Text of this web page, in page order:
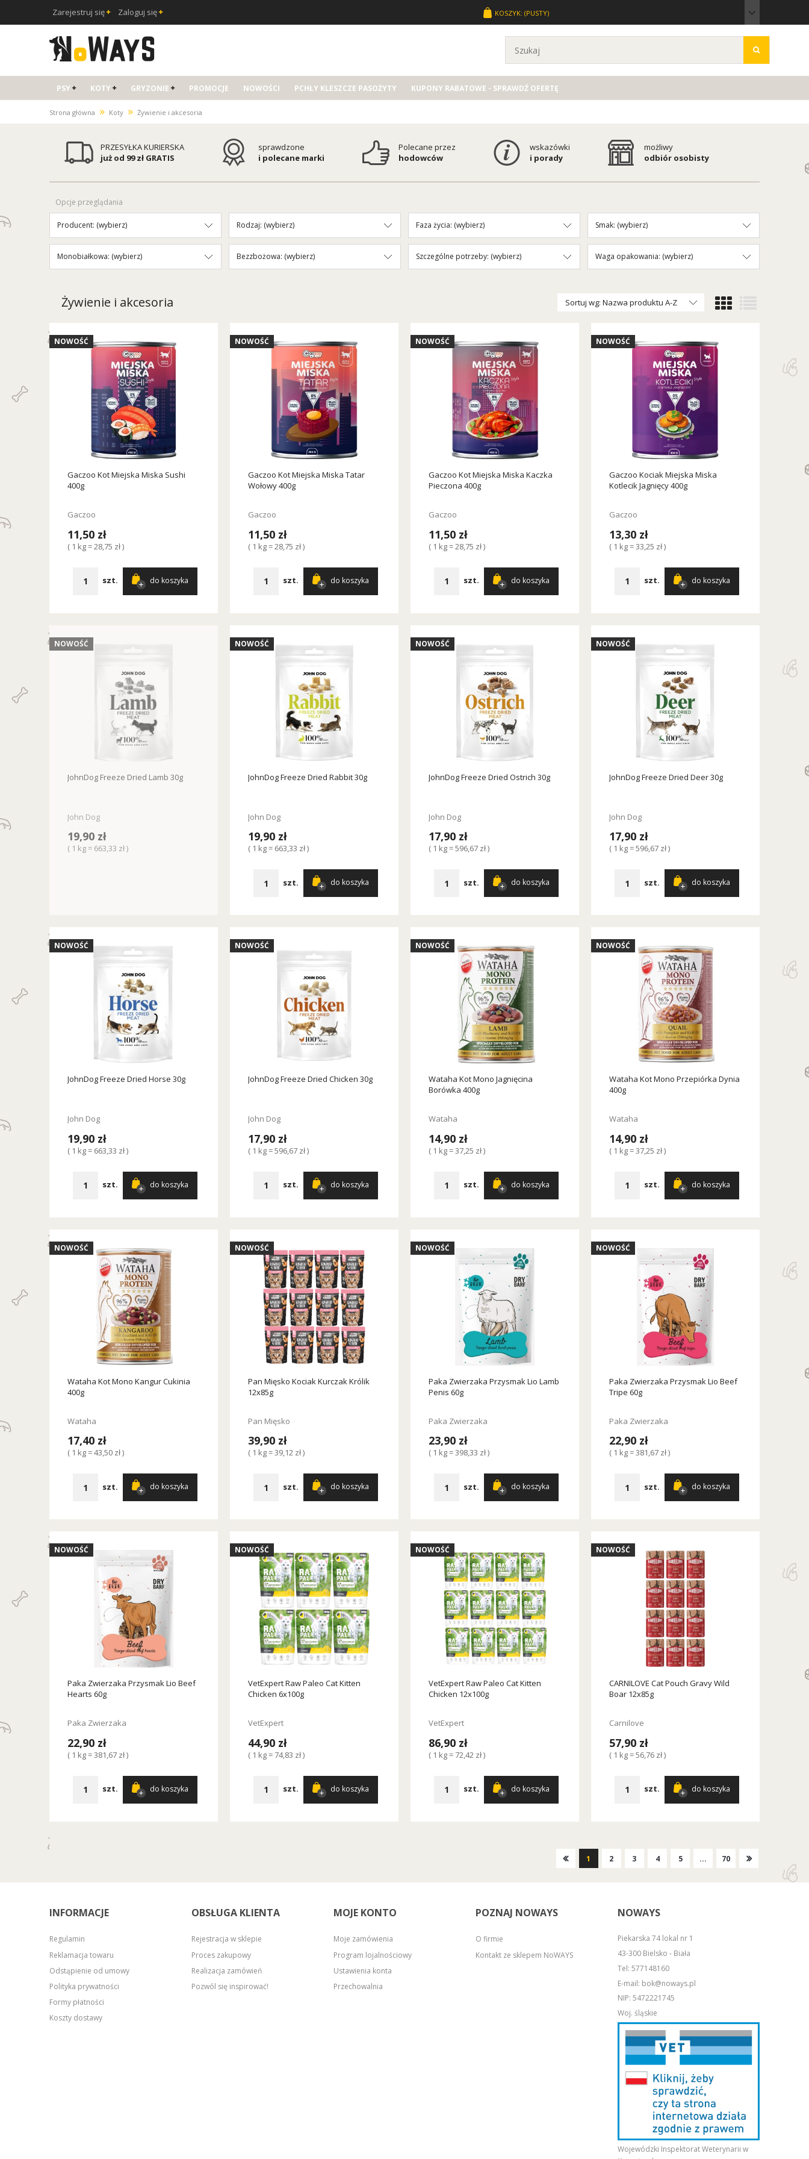
Zarejestruj się Zaloguj się KOSZYK: (PUSTY)
PSY KOTY GRYZONIE PROMOCJE NOWOŚCI PCHŁY KLESZCZE PASOŻYTY KUPONY RABATOWE - SPRAWDŹ OFERTĘ
Strona główna » Koty » Żywienie i akcesoria
PRZESYŁKA KURIERSKA
już od 99 zł GRATIS
sprawdzone
i polecane marki
Polecane przez
hodowców
wskazówki
i porady
możliwy
odbiór osobisty
Opcje przeglądania
Producent: (wybierz) Rodzaj: (wybierz) Faza życia: (wybierz) Smak: (wybierz)
Monobiałkowa: (wybierz) Bezzbożowa: (wybierz) Szczególne potrzeby: (wybierz) Waga opakowania: (wybierz)
Żywienie i akcesoria Sortuj wg: Nazwa produktu A-Z
Gaczoo Kot Miejska Miska Sushi
400g
Gaczoo
11,50 zł
( 1 kg = 28,75 zł )
szt. do koszyka
NOWOŚĆ
Gaczoo Kot Miejska Miska Tatar
Wołowy 400g
Gaczoo
11,50 zł
( 1 kg = 28,75 zł )
szt. do koszyka
NOWOŚĆ
Gaczoo Kot Miejska Miska Kaczka
Pieczona 400g
Gaczoo
11,50 zł
( 1 kg = 28,75 zł )
szt. do koszyka
NOWOŚĆ
Gaczoo Kociak Miejska Miska
Kotlecik Jagnięcy 400g
Gaczoo
13,30 zł
( 1 kg = 33,25 zł )
szt. do koszyka
NOWOŚĆ
JohnDog Freeze Dried Lamb 30g
John Dog
19,90 zł
( 1 kg = 663,33 zł )
NOWOŚĆ
JohnDog Freeze Dried Rabbit 30g
John Dog
19,90 zł
( 1 kg = 663,33 zł )
szt. do koszyka
NOWOŚĆ
JohnDog Freeze Dried Ostrich 30g
John Dog
17,90 zł
( 1 kg = 596,67 zł )
szt. do koszyka
NOWOŚĆ
JohnDog Freeze Dried Deer 30g
John Dog
17,90 zł
( 1 kg = 596,67 zł )
szt. do koszyka
NOWOŚĆ
JohnDog Freeze Dried Horse 30g
John Dog
19,90 zł
( 1 kg = 663,33 zł )
szt. do koszyka
NOWOŚĆ
JohnDog Freeze Dried Chicken 30g
John Dog
17,90 zł
( 1 kg = 596,67 zł )
szt. do koszyka
NOWOŚĆ
Wataha Kot Mono Jagnięcina
Borówka 400g
Wataha
14,90 zł
( 1 kg = 37,25 zł )
szt. do koszyka
NOWOŚĆ
Wataha Kot Mono Przepiórka Dynia
400g
Wataha
14,90 zł
( 1 kg = 37,25 zł )
szt. do koszyka
NOWOŚĆ
Wataha Kot Mono Kangur Cukinia
400g
Wataha
17,40 zł
( 1 kg = 43,50 zł )
szt. do koszyka
NOWOŚĆ
Pan Mięsko Kociak Kurczak Królik
12x85g
Pan Mięsko
39,90 zł
( 1 kg = 39,12 zł )
szt. do koszyka
NOWOŚĆ
Paka Zwierzaka Przysmak Lio Lamb
Penis 60g
Paka Zwierzaka
23,90 zł
( 1 kg = 398,33 zł )
szt. do koszyka
NOWOŚĆ
Paka Zwierzaka Przysmak Lio Beef
Tripe 60g
Paka Zwierzaka
22,90 zł
( 1 kg = 381,67 zł )
szt. do koszyka
NOWOŚĆ
Paka Zwierzaka Przysmak Lio Beef
Hearts 60g
Paka Zwierzaka
22,90 zł
( 1 kg = 381,67 zł )
szt. do koszyka
NOWOŚĆ
VetExpert Raw Paleo Cat Kitten
Chicken 6x100g
VetExpert
44,90 zł
( 1 kg = 74,83 zł )
szt. do koszyka
NOWOŚĆ
VetExpert Raw Paleo Cat Kitten
Chicken 12x100g
VetExpert
86,90 zł
( 1 kg = 72,42 zł )
szt. do koszyka
NOWOŚĆ
CARNILOVE Cat Pouch Gravy Wild
Boar 12x85g
Carnilove
57,90 zł
( 1 kg = 56,76 zł )
szt. do koszyka
NOWOŚĆ
1 2 3 4 5 ... 70
INFORMACJE
Regulamin
Reklamacja towaru
Odstąpienie od umowy
Polityka prywatności
Formy płatności
Koszty dostawy
OBSŁUGA KLIENTA
Rejestracja w sklepie
Proces zakupowy
Realizacja zamówień
Pozwól się inspirować!
MOJE KONTO
Moje zamówienia
Program lojalnościowy
Ustawienia konta
Przechowalnia
POZNAJ NOWAYS
O firmie
Kontakt ze sklepem NoWAYS
NOWAYS
Piekarska 74 lokal nr 1
43-300 Bielsko - Biała
Tel: 577148160
E-mail: bok@noways.pl
NIP: 5472221745
Woj. śląskie
Wojewódzki Inspektorat Weterynarii w